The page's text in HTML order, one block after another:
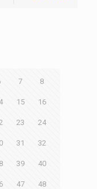
7 8
15 16
23 24
31 32
39 40
47 48